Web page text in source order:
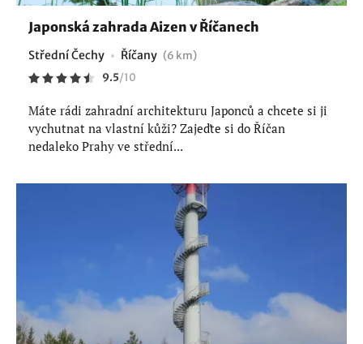
Japonská zahrada Aizen v Říčanech
Střední Čechy Říčany (6 km)
9.5/10
Máte rádi zahradní architekturu Japonců a chcete si ji
vychutnat na vlastní kůži? Zajeďte si do Říčan
nedaleko Prahy ve střední...